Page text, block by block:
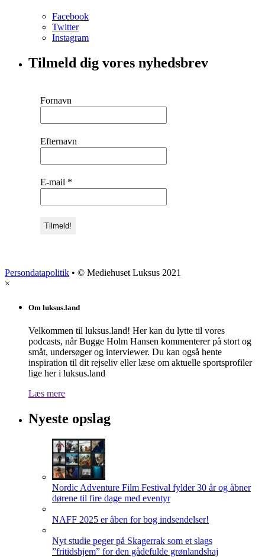
Facebook
Twitter
Instagram
Tilmeld dig vores nyhedsbrev
Fornavn
Efternavn
E-mail *
Persondatapolitik • © Mediehuset Luksus 2021
×
Om luksus.land
Velkommen til luksus.land! Her kan du lytte til vores
podcasts, når Bugge Holm Hansen kommenterer på stort og
småt, undersøger og interviewer. Du kan også hente
inspiration til dit rejseliv eller læse om aktuelle sportsprofiler
lige her i luksus.land
Læs mere
Nyeste opslag
Nordic Adventure Film Festival fylder 30 år og åbner
dørene til fire dage med eventyr
NAFF 2025 er åben for bog indsendelser!
Nyt studie peger på Skagerrak som et slags
”fritidshjem” for den gådefulde grønlandshaj